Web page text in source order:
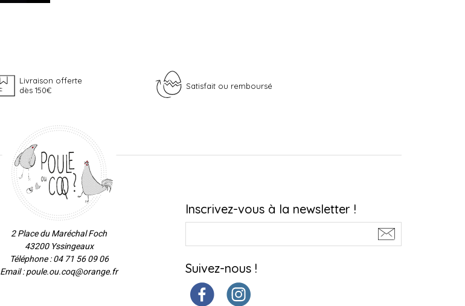
Livraison offerte
dès 150€
Satisfait ou remboursé
2 Place du Maréchal Foch
43200 Yssingeaux
Téléphone : 04 71 56 09 06
Email : poule.ou.coq@orange.fr
Inscrivez-vous à la newsletter !
Suivez-nous !